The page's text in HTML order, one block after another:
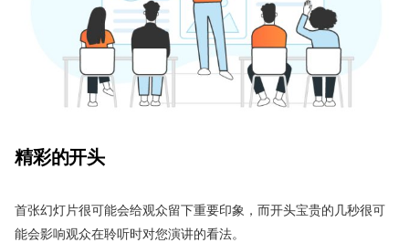
精彩的开头
首张幻灯片很可能会给观众留下重要印象，而开头宝贵的几秒很可
能会影响观众在聆听时对您演讲的看法。